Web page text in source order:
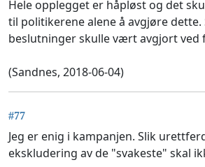
Hele opplegget er håpløst og det
til politikerene alene å avgjøre dette.
beslutninger skulle vært avgjort ved
(Sandnes, 2018-06-04)
#77
Jeg er enig i kampanjen. Slik
ekskludering av de "svakeste" skal